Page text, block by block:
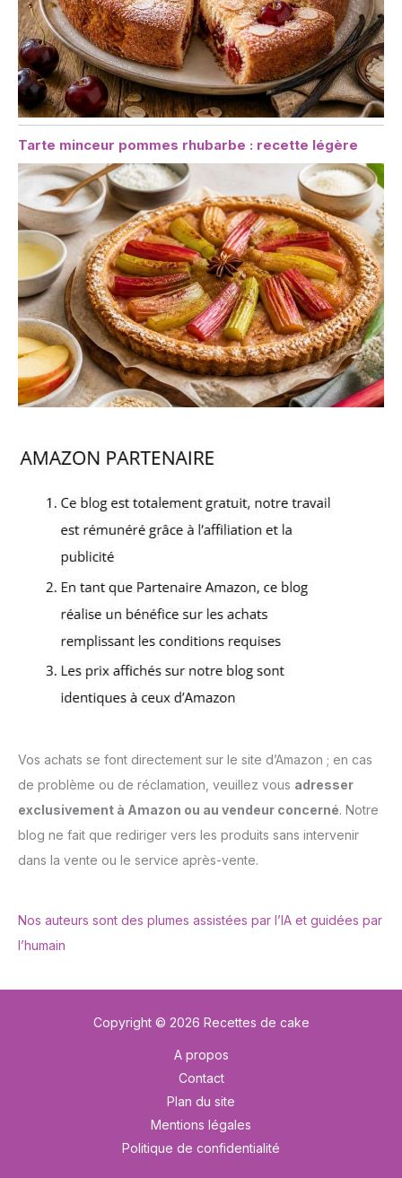
Tarte minceur pommes rhubarbe : recette légère
Vos achats se font directement sur le site d’Amazon ; en cas
de problème ou de réclamation, veuillez vous adresser
exclusivement à Amazon ou au vendeur concerné. Notre
blog ne fait que rediriger vers les produits sans intervenir
dans la vente ou le service après-vente.
Nos auteurs sont des plumes assistées par l’IA et guidées par
l’humain
Copyright © 2026 Recettes de cake
A propos
Contact
Plan du site
Mentions légales
Politique de confidentialité